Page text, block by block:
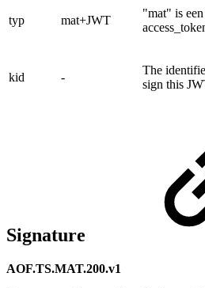
typ mat+JWT
"mat" is
kid -
The
sign this
Signature
AOF.TS.MAT.200.v1